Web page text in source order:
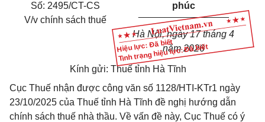
Hiệu lực: Đã biết
Tình trạng hiệu lực: Đã biết
Số: 2495/CT-CS
V/v chính sách thuế
phúc
_________________
Hà Nội, ngày 17 tháng 4
năm 2026
Kính gửi: Thuế tỉnh Hà Tĩnh
Cục Thuế nhận được công văn số 1128/HTI-KTr1 ngày
23/10/2025 của Thuế tỉnh Hà Tĩnh đề nghị hướng dẫn
chính sách thuế nhà thầu. Về vấn đề này, Cục Thuế có ý